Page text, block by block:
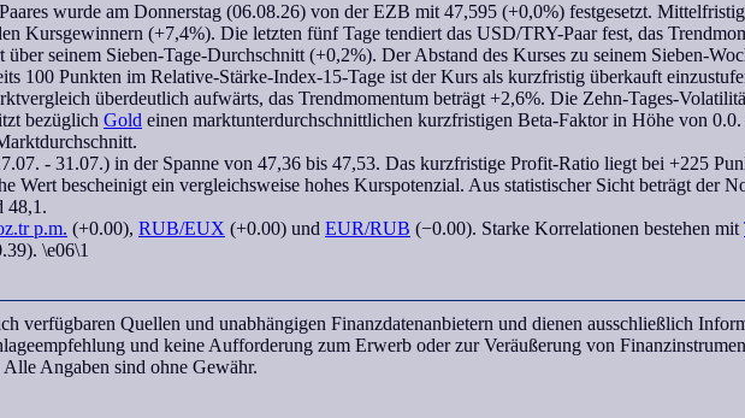
wurde am Donnerstag (06.08.26) von der EZB mit 47,595 (+0,0%) festgesetzt.
Kursgewinnern (+7,4%). Die letzten fünf Tage tendiert das USD/TRY-Paar fest, das
seinem Sieben-Tage-Durchschnitt (+0,2%). Der Abstand des Kurses zu seinem Sieben-
100 Punkten im Relative-Stärke-Index-15-Tage ist der Kurs als kurzfristig überkauft
überdeutlich aufwärts, das Trendmomentum beträgt +2,6%. Die Zehn-Tages-
bezüglich Gold einen marktunterdurchschnittlichen kurzfristigen Beta-Faktorin Höhe von 0.0.
- 31.07.) in der Spanne von 47,36 bis 47,53. Das kurzfristige Profit-Ratio liegt bei +225
Wert bescheinigt ein vergleichsweise hohes Kurspotenzial. Aus statistischer Sicht beträgt der
48,1.
p.m. (+0.00), RUB/EUX (+0.00) und EUR/RUB (−0.00). Starke Korrelationen bestehen mit
\e06\1
verfügbaren Quellen und unabhängigen Finanzdatenanbietern und dienen ausschließlich
und keine Aufforderung zum Erwerb oder zur Veräußerung von
Angaben sind ohne Gewähr.